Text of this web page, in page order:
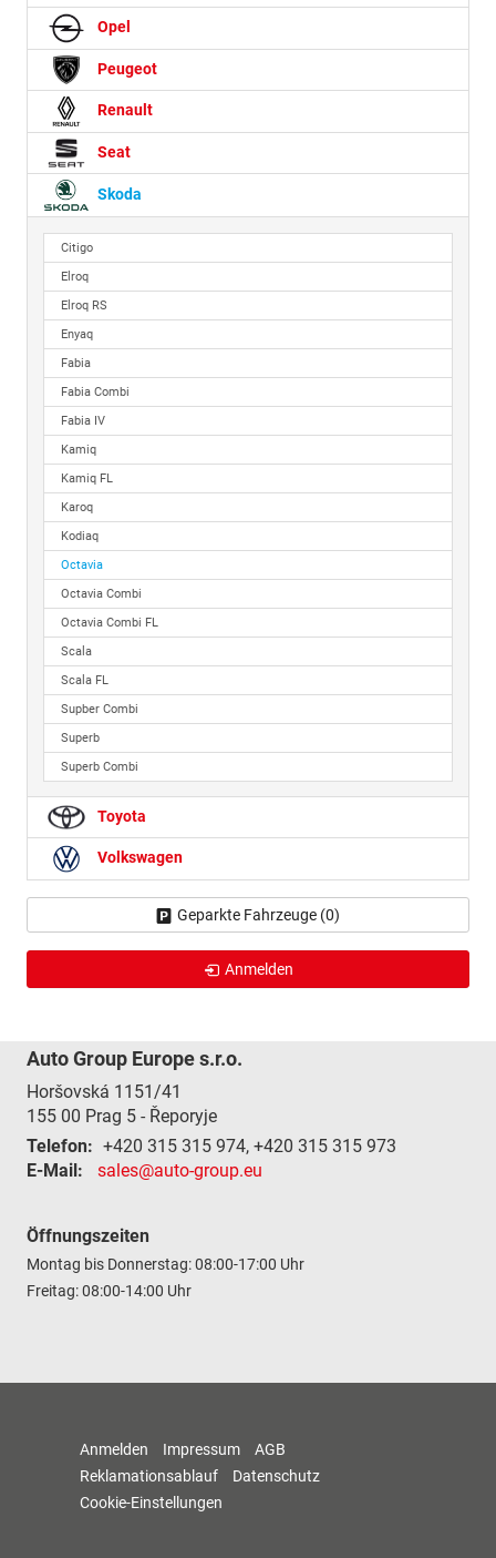
Opel
Peugeot
Renault
Seat
Skoda
Citigo
Elroq
Elroq RS
Enyaq
Fabia
Fabia Combi
Fabia IV
Kamiq
Kamiq FL
Karoq
Kodiaq
Octavia
Octavia Combi
Octavia Combi FL
Scala
Scala FL
Supber Combi
Superb
Superb Combi
Toyota
Volkswagen
Geparkte Fahrzeuge (0)
Anmelden
Auto Group Europe s.r.o.
Horšovská 1151/41
155 00 Prag 5 - Řeporyje
Telefon: +420 315 315 974, +420 315 315 973
E-Mail:
sales@auto-group.eu
Öffnungszeiten
Montag bis Donnerstag: 08:00-17:00 Uhr
Freitag: 08:00-14:00 Uhr
Anmelden Impressum
AGB
Reklamationsablauf
Datenschutz
Cookie-Einstellungen